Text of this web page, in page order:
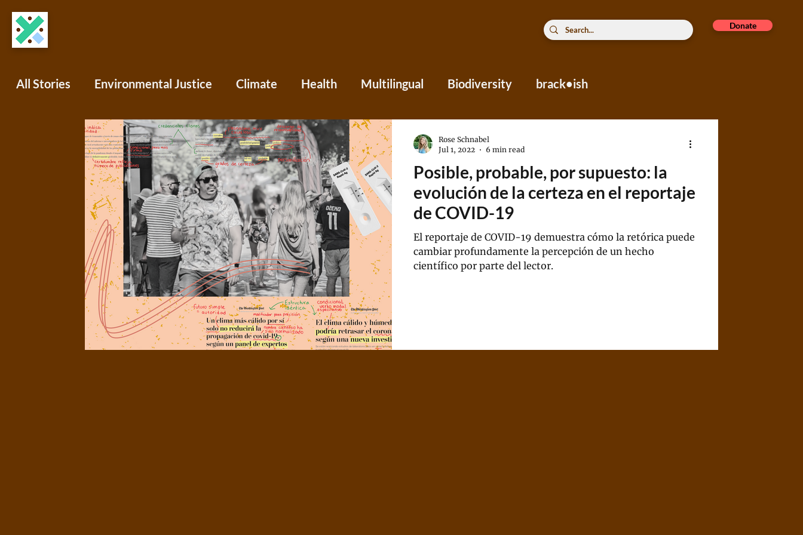
Donate
All Stories Environmental Justice Climate Health Multilingual Biodiversity brack•ish
COVID-19 Science Writing Africa Asia Caribbean Central America
North America South America Oceania Press PerspectivesPosible, probable, por supuesto: la
evolución de la certeza en el reportaje
de COVID-19
El reportaje de COVID-19 demuestra cómo la retórica puede
cambiar profundamente la percepción de un hecho
científico por parte del lector.
Rose Schnabel
Jul 1, 2022
6 min read